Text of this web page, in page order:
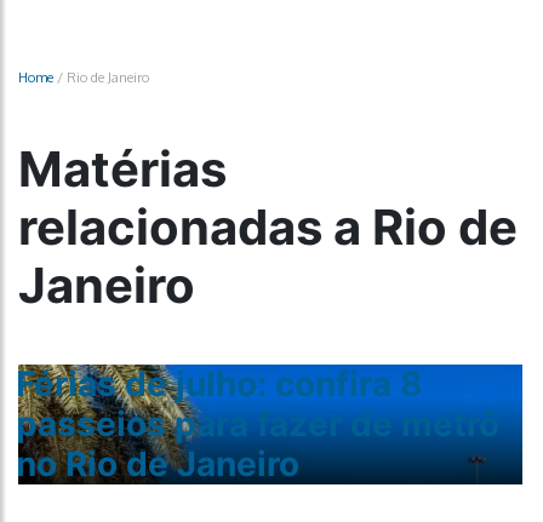
Home / Rio de Janeiro
Matérias
relacionadas a Rio de
Janeiro
Férias de julho: confira 8
passeios para fazer de metrô
no Rio de Janeiro